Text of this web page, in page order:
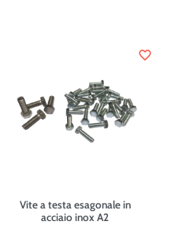
Vite a testa esagonale in
acciaio inox A2
favorite_border